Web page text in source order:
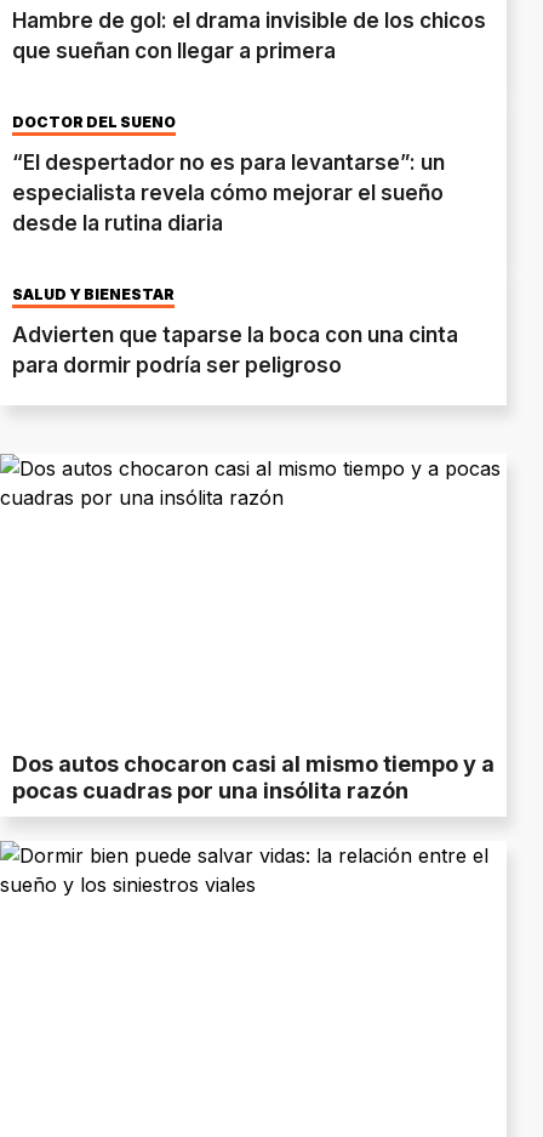
Hambre de gol: el drama invisible de los chicos
que sueñan con llegar a primera
DOCTOR DEL SUEÑO
“El despertador no es para levantarse”: un
especialista revela cómo mejorar el sueño
desde la rutina diaria
SALUD Y BIENESTAR
Advierten que taparse la boca con una cinta
para dormir podría ser peligroso
Dos autos chocaron casi al mismo tiempo y a
pocas cuadras por una insólita razón